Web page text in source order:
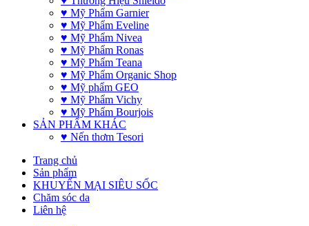
♥ Mỹ Phẩm Garnier
♥ Mỹ Phẩm Eveline
♥ Mỹ Phẩm Nivea
♥ Mỹ Phẩm Ronas
♥ Mỹ Phẩm Teana
♥ Mỹ Phẩm Organic Shop
♥ Mỹ phẩm GEO
♥ Mỹ Phẩm Vichy
♥ Mỹ Phẩm Bourjois
SẢN PHẨM KHÁC
♥ Nến thơm Tesori
Trang chủ
Sản phẩm
KHUYẾN MẠI SIÊU SỐC
Chăm sóc da
Liên hệ